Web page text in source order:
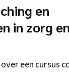
en
in zorg en
een cursus